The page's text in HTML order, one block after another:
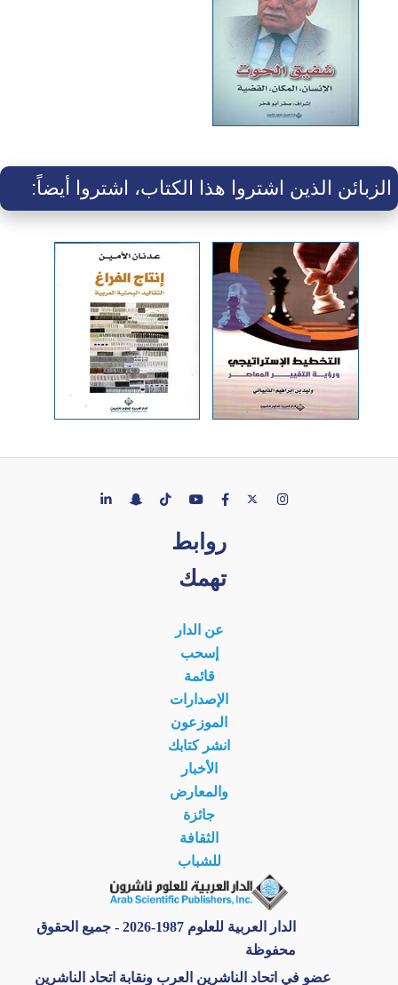
الزبائن الذين اشتروا هذا الكتاب، اشتروا أيضاً:
روابط
تهمك
عن الدار
إسحب
قائمة
الإصدارات
الموزعون
انشر كتابك
الأخبار
والمعارض
جائزة
الثقافة
للشباب
الدار العربية للعلوم 1987-2026 - جميع الحقوق
محفوظة
عضو في اتحاد الناشرين العرب ونقابة اتحاد الناشرين